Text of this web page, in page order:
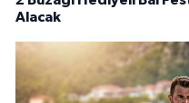
Alacak